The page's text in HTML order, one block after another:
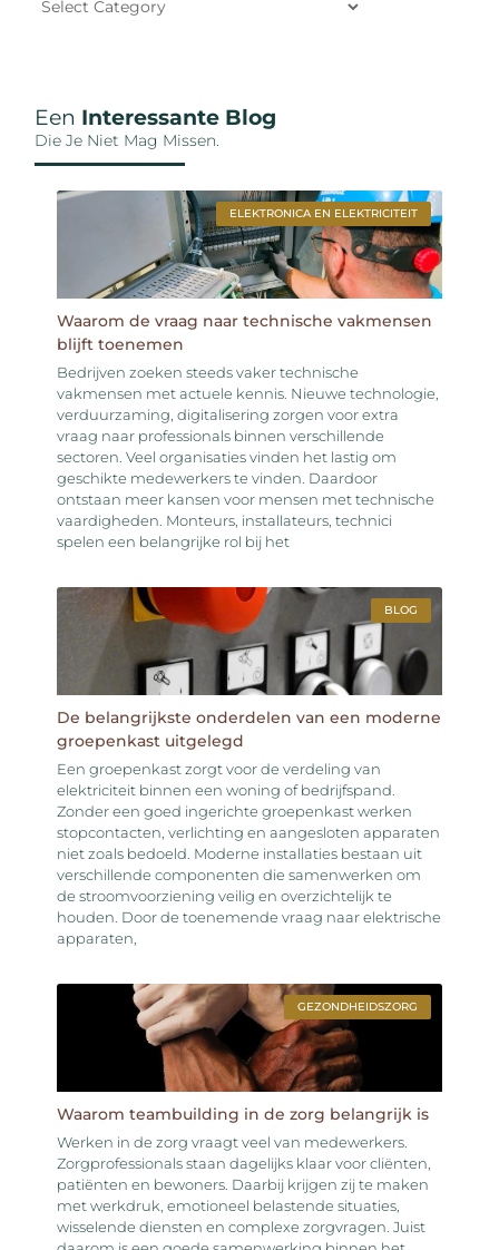
Een Interessante Blog
Die Je Niet Mag Missen.
ELEKTRONICA EN ELEKTRICITEIT
Waarom de vraag naar technische vakmensen
blijft toenemen
Bedrijven zoeken steeds vaker technische
vakmensen met actuele kennis. Nieuwe technologie,
verduurzaming, digitalisering zorgen voor extra
vraag naar professionals binnen verschillende
sectoren. Veel organisaties vinden het lastig om
geschikte medewerkers te vinden. Daardoor
ontstaan meer kansen voor mensen met technische
vaardigheden. Monteurs, installateurs, technici
spelen een belangrijke rol bij het
BLOG
De belangrijkste onderdelen van een moderne
groepenkast uitgelegd
Een groepenkast zorgt voor de verdeling van
elektriciteit binnen een woning of bedrijfspand.
Zonder een goed ingerichte groepenkast werken
stopcontacten, verlichting en aangesloten apparaten
niet zoals bedoeld. Moderne installaties bestaan uit
verschillende componenten die samenwerken om
de stroomvoorziening veilig en overzichtelijk te
houden. Door de toenemende vraag naar elektrische
apparaten,
GEZONDHEIDSZORG
Waarom teambuilding in de zorg belangrijk is
Werken in de zorg vraagt veel van medewerkers.
Zorgprofessionals staan dagelijks klaar voor cliënten,
patiënten en bewoners. Daarbij krijgen zij te maken
met werkdruk, emotioneel belastende situaties,
wisselende diensten en complexe zorgvragen. Juist